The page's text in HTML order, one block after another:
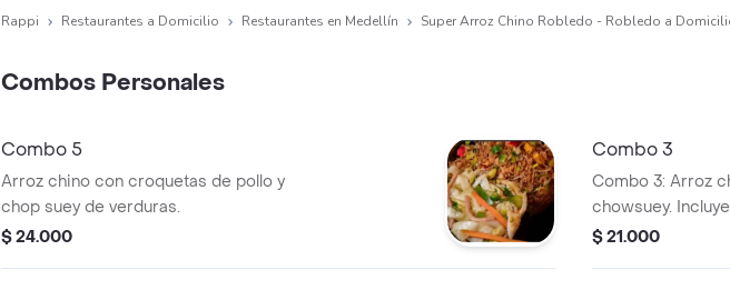
Rappi Restaurantes a Domicilio Restaurantes en Medellín Super Arroz Chino Robledo - Robledo a
Combos Personales
Combo 5
Arroz chino con croquetas de pollo y
chop suey de verduras.
$ 24.000
Combo 3
Combo 3: Arroz
chowsuey.
repollo.
$ 21.000